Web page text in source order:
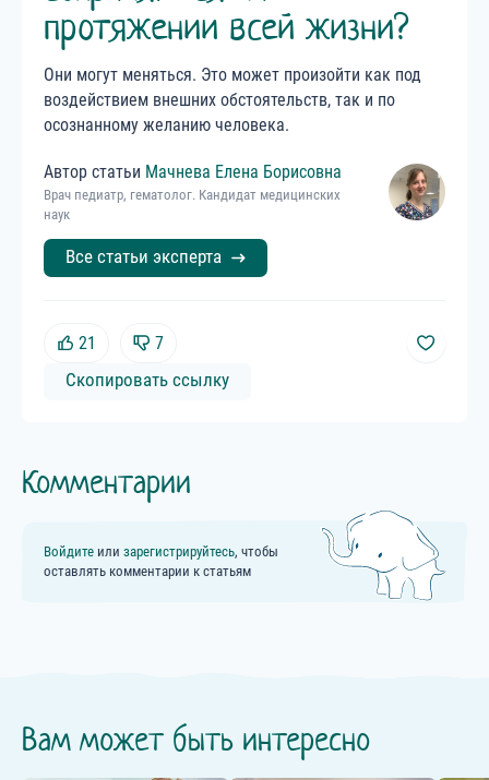
протяжении всей жизни?
Они могут меняться. Это может произойти как под
воздействием внешних обстоятельств, так и по
осознанному желанию человека.
Автор статьи Мачнева Елена Борисовна
Врач педиатр, гематолог. Кандидат медицинских
наук
Все статьи эксперта
21 7
Скопировать ссылку
Комментарии
Войдите или зарегистрируйтесь, чтобы
оставлять комментарии к статьям
Вам может быть интересно